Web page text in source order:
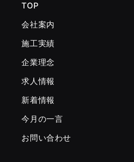
TOP
会社案内
施工実績
企業理念
求人情報
新着情報
今月の一言
お問い合わせ